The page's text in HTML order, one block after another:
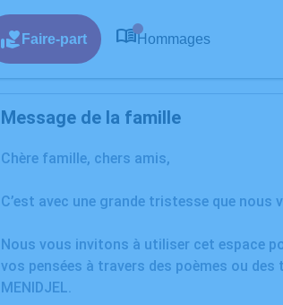
Faire-part Hommages
Message de la famille
Chère famille, chers amis,
C’est avec une grande tristesse que nous
Nous vous invitons à utiliser cet espace
vos pensées à travers des poèmes ou
MENIDJEL.